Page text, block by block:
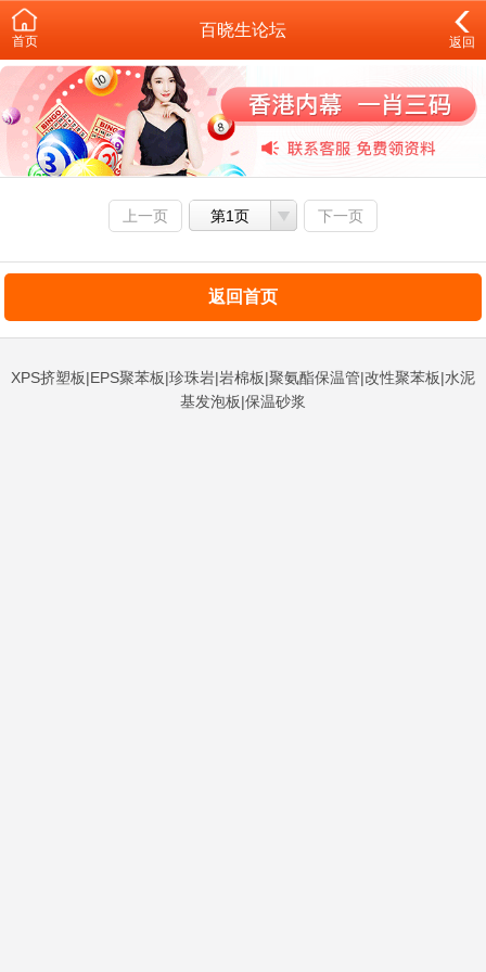
首页
百晓生论坛
返回
上一页 第1页 下一页
返回首页
XPS挤塑板|EPS聚苯板|珍珠岩|岩棉板|聚氨酯保温管|改性聚苯板|水泥
基发泡板|保温砂浆